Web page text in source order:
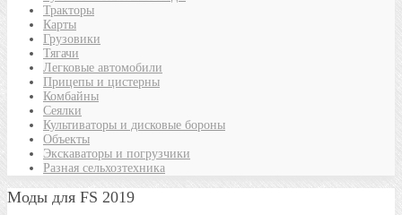
Тракторы
Карты
Грузовики
Тягачи
Легковые автомобили
Прицепы и цистерны
Комбайны
Сеялки
Культиваторы и дисковые бороны
Объекты
Экскаваторы и погрузчики
Разная сельхозтехника
Моды для FS 2019